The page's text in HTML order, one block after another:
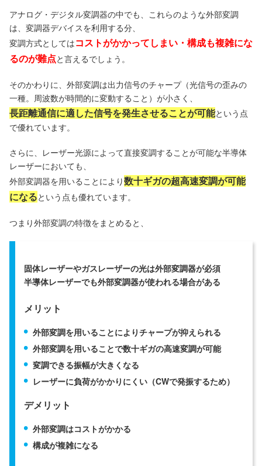
アナログ・デジタル変調器の中でも、これらのような外部変調
は、変調器デバイスを利用する分、
変調方式としてはコストがかかってしまい・構成も複雑にな
るのが難点と言えるでしょう。
そのかわりに、外部変調は出力信号のチャープ（光信号の歪みの
一種。周波数が時間的に変動すること）が小さく、
長距離通信に適した信号を発生させることが可能という点
で優れています。
さらに、レーザー光源によって直接変調することが可能な半導体
レーザーにおいても、
外部変調器を用いることにより数十ギガの超高速変調が可能
になるという点も優れています。
つまり外部変調の特徴をまとめると、
固体レーザーやガスレーザーの光は外部変調器が必須
半導体レーザーでも外部変調器が使われる場合がある
メリット
外部変調を用いることによりチャープが抑えられる
外部変調を用いることで数十ギガの高速変調が可能
変調できる振幅が大きくなる
レーザーに負荷がかかりにくい（CWで発振するため）
デメリット
外部変調はコストがかかる
構成が複雑になる